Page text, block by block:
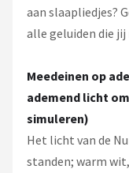
aan slaapliedjes?
alle geluiden die
Meedeinen op
ademend licht
simuleren)
Het licht van de
standen; warm